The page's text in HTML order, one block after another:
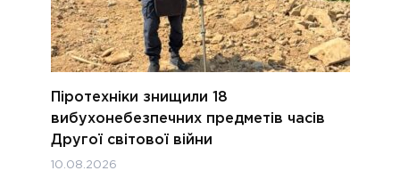
Піротехніки знищили 18
вибухонебезпечних предметів часів
Другої світової війни
10.08.2026